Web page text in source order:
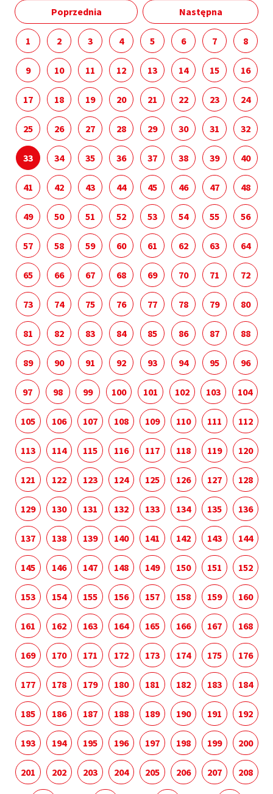
Poprzednia Następna
1 2 3 4 5 6 7 8
9 10 11 12 13 14 15 16
17 18 19 20 21 22 23 24
25 26 27 28 29 30 31 32
33 34 35 36 37 38 39 40
41 42 43 44 45 46 47 48
49 50 51 52 53 54 55 56
57 58 59 60 61 62 63 64
65 66 67 68 69 70 71 72
73 74 75 76 77 78 79 80
81 82 83 84 85 86 87 88
89 90 91 92 93 94 95 96
97 98 99 100 101 102 103 104
105 106 107 108 109 110 111 112
113 114 115 116 117 118 119 120
121 122 123 124 125 126 127 128
129 130 131 132 133 134 135 136
137 138 139 140 141 142 143 144
145 146 147 148 149 150 151 152
153 154 155 156 157 158 159 160
161 162 163 164 165 166 167 168
169 170 171 172 173 174 175 176
177 178 179 180 181 182 183 184
185 186 187 188 189 190 191 192
193 194 195 196 197 198 199 200
201 202 203 204 205 206 207 208